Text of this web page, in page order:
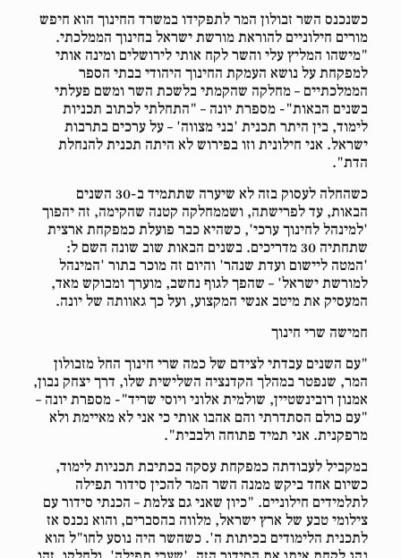
כשנכנס השר זבולון המר לתפקידו במשרד החינוך הוא חיפש
מורים חילוניים להוראת מורשת ישראל בחינוך הממלכתי.
"מישהו המליץ עלי והשר לקח אותי לירושלים ומינה אותי
למפקחת על נושא העמקת החינוך היהודי בבתי הספר
הממלכתיים – מחלקה שהקמתי בלשכת השר ומשם פעלתי
בשנים הבאות"- מספרת יונה – "התחלתי לכתוב תכניות
לימוד, בין היתר תכנית 'בני מצווה' – על ערכים בתרבות
ישראל. אני חילונית וזו בפירוש לא היתה תכנית להנחלת
הדת".
כשהחלה לעסוק בזה לא שיערה שתתמיד ב-30 השנים
הבאות, עד לפרישתה, ושממחלקה קטנה שהקימה, זה יהפוך
'למינהל לחינוך ערכי', כשהיא כבר פועלת כמפקחת ארצית
שתחתיה 30 מדריכים. בשנים הבאות שוב שונה השם ל:
'המטה ליישום ועדת שנהר' והיום זה מוכר בתור 'המינהל
למורשת ישראל' – שהפך לגוף נחשב, מוערך ומבוקש מאד,
המעסיק את מיטב אנשי המקצוע, ועל כך גאוותה של יונה.
חמישה שרי חינוך
"עם השנים עבדתי לצידם של כמה שרי חינוך החל מזבולון
המר, שנפטר במהלך הקדנציה השלישית שלו, דרך יצחק נבון,
אמנון רובינשטיין, שולמית אלוני ויוסי שריד"- מספרת יונה –
"עם כולם הסתדרתי והם אהבו אותי כי אני לא מאיימת ולא
מרפקנית. אני תמיד פתוחה ולבבית".
במקביל לעבודתה כמפקחת עסקה בכתיבת תכניות לימוד,
כשיום אחד ביקש ממנה השר המר להכין סידור תפילה
לתלמידים חילוניים. "כיון שאני גם צלמת – הכנתי סידור עם
צילומי טבע של ארץ ישראל, מלווה בהסברים, והוא נכנס אז
לתכנית הלימודים בכיתות ה'. כשהשר היה נוסע לחו"ל הוא